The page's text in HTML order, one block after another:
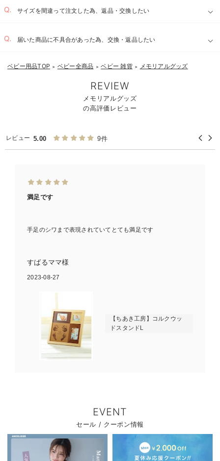
サイズを間違って注文した為、返品・交換したい
届いた商品に不具合があった為、交換・返品したい
ベビー用品TOP ＞ ベビー全商品 ＞ ベビー 雑貨 ＞ メモリアルグッズ
REVIEW
メモリアルグッズ
の高評価レビュー
レビュー 5.00 9件
満足です
手足のシワまで表現されていてとても満足です
すばるママ様
2023-08-27
【ちあき工房】コルクウッ
ドスタンドL
EVENT
セール / クーポン情報